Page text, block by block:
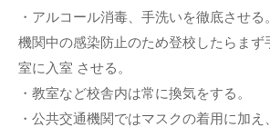
・アルコール消毒、手洗いを徹底させる
機関中の感染防止のため登校したらまず
室に入室 させる。
・教室など校舎内は常に換気をする。
・公共交通機関ではマスクの着用に加え